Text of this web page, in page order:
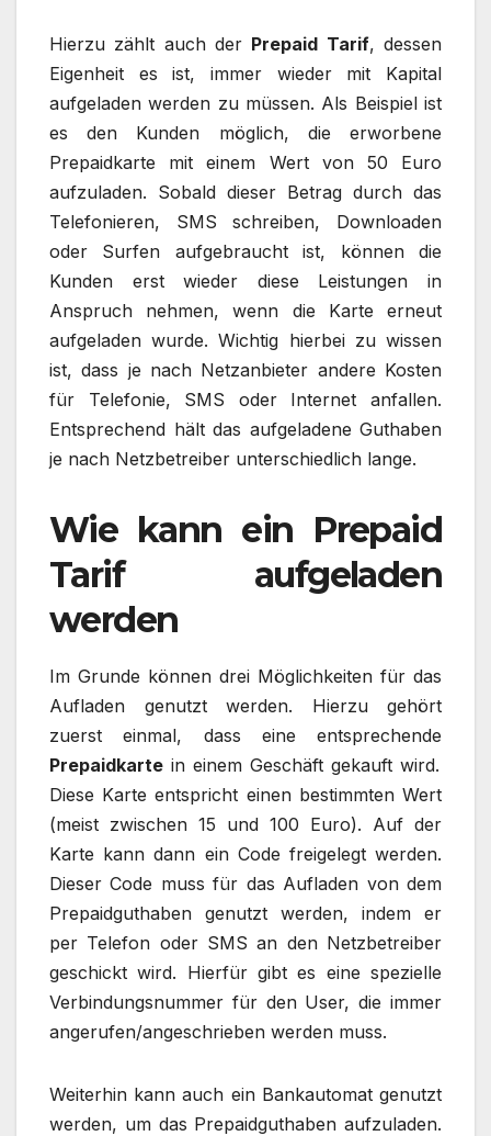
Hierzu zählt auch der Prepaid Tarif, dessen
Eigenheit es ist, immer wieder mit Kapital
aufgeladen werden zu müssen. Als Beispiel ist
es den Kunden möglich, die erworbene
Prepaidkarte mit einem Wert von 50 Euro
aufzuladen. Sobald dieser Betrag durch das
Telefonieren, SMS schreiben, Downloaden
oder Surfen aufgebraucht ist, können die
Kunden erst wieder diese Leistungen in
Anspruch nehmen, wenn die Karte erneut
aufgeladen wurde. Wichtig hierbei zu wissen
ist, dass je nach Netzanbieter andere Kosten
für Telefonie, SMS oder Internet anfallen.
Entsprechend hält das aufgeladene Guthaben
je nach Netzbetreiber unterschiedlich lange.
Wie kann ein Prepaid
Tarif aufgeladen
werden
Im Grunde können drei Möglichkeiten für das
Aufladen genutzt werden. Hierzu gehört
zuerst einmal, dass eine entsprechende
Prepaidkarte in einem Geschäft gekauft wird.
Diese Karte entspricht einen bestimmten Wert
(meist zwischen 15 und 100 Euro). Auf der
Karte kann dann ein Code freigelegt werden.
Dieser Code muss für das Aufladen von dem
Prepaidguthaben genutzt werden, indem er
per Telefon oder SMS an den Netzbetreiber
geschickt wird. Hierfür gibt es eine spezielle
Verbindungsnummer für den User, die immer
angerufen/angeschrieben werden muss.
Weiterhin kann auch ein Bankautomat genutzt
werden, um das Prepaidguthaben aufzuladen.